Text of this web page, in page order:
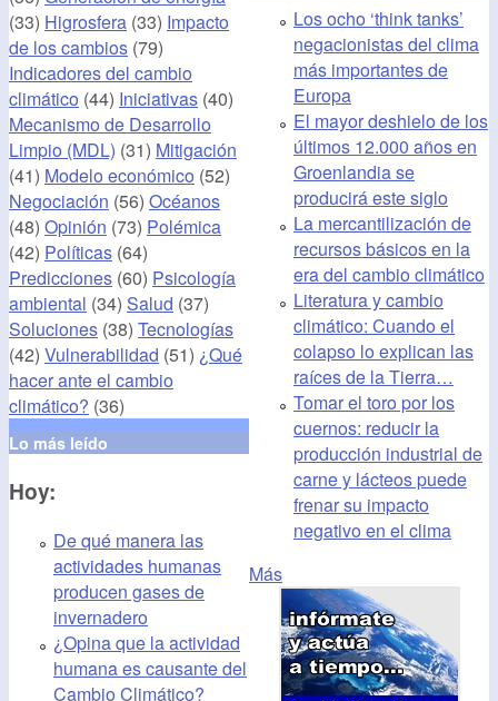
(33) Higrosfera (33) Impacto
de los cambios (79)
Indicadores del cambio
climático (44) Iniciativas (40)
Mecanismo de Desarrollo
Limpio (MDL) (31) Mitigación
(41) Modelo económico (52)
Negociación (56) Océanos
(48) Opinión (73) Polémica
(42) Políticas (64)
Predicciones (60) Psicología
ambiental (34) Salud (37)
Soluciones (38) Tecnologías
(42) Vulnerabilidad (51) ¿Qué
hacer ante el cambio
climático? (36)
Lo más leído
Hoy:
De qué manera las
actividades humanas
producen gases de
invernadero
¿Opina que la actividad
humana es causante del
Cambio Climático?
Los ocho ‘think tanks’
negacionistas del clima
más importantes de
Europa
El mayor deshielo de los
últimos 12.000 años en
Groenlandia se
producirá este siglo
La mercantilización de
recursos básicos en la
era del cambio climático
Literatura y cambio
climático: Cuando el
colapso lo explican las
raíces de la Tierra…
Tomar el toro por los
cuernos: reducir la
producción industrial de
carne y lácteos puede
frenar su impacto
negativo en el clima
Más